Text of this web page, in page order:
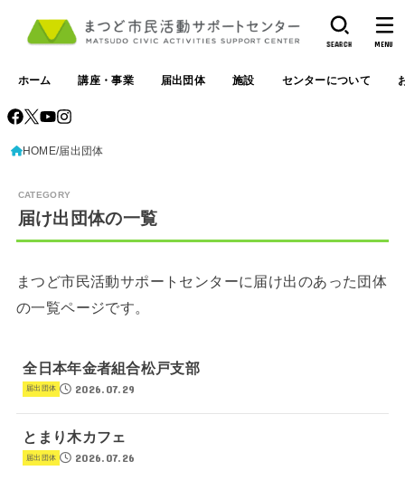
ホーム 講座・事業 届出団体 施設 センターについて
SEARCH MENU
HOME 届出団体
届け出団体の一覧
まつど市民活動サポートセンターに届け出のあった団体
の一覧ページです。
全日本年金者組合松戸支部
届出団体 2026.07.29
とまり木カフェ
届出団体 2026.07.26